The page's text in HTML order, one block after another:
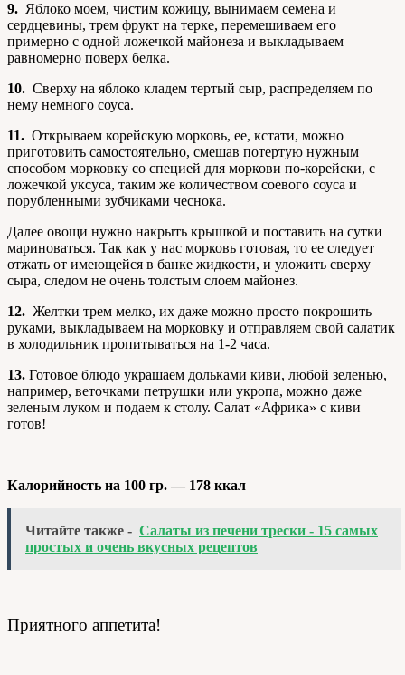
9. Яблоко моем, чистим кожицу, вынимаем семена и
сердцевины, трем фрукт на терке, перемешиваем его
примерно с одной ложечкой майонеза и выкладываем
равномерно поверх белка.
10. Сверху на яблоко кладем тертый сыр, распределяем по
нему немного соуса.
11. Открываем корейскую морковь, ее, кстати, можно
приготовить самостоятельно, смешав потертую нужным
способом морковку со специей для моркови по-корейски, с
ложечкой уксуса, таким же количеством соевого соуса и
порубленными зубчиками чеснока.
Далее овощи нужно накрыть крышкой и поставить на сутки
мариноваться. Так как у нас морковь готовая, то ее следует
отжать от имеющейся в банке жидкости, и уложить сверху
сыра, следом не очень толстым слоем майонез.
12. Желтки трем мелко, их даже можно просто покрошить
руками, выкладываем на морковку и отправляем свой салатик
в холодильник пропитываться на 1-2 часа.
13. Готовое блюдо украшаем дольками киви, любой зеленью,
например, веточками петрушки или укропа, можно даже
зеленым луком и подаем к столу. Салат «Африка» с киви
готов!
Калорийность на 100 гр. — 178 ккал
Читайте также - Салаты из печени трески - 15 самых
простых и очень вкусных рецептов
Приятного аппетита!